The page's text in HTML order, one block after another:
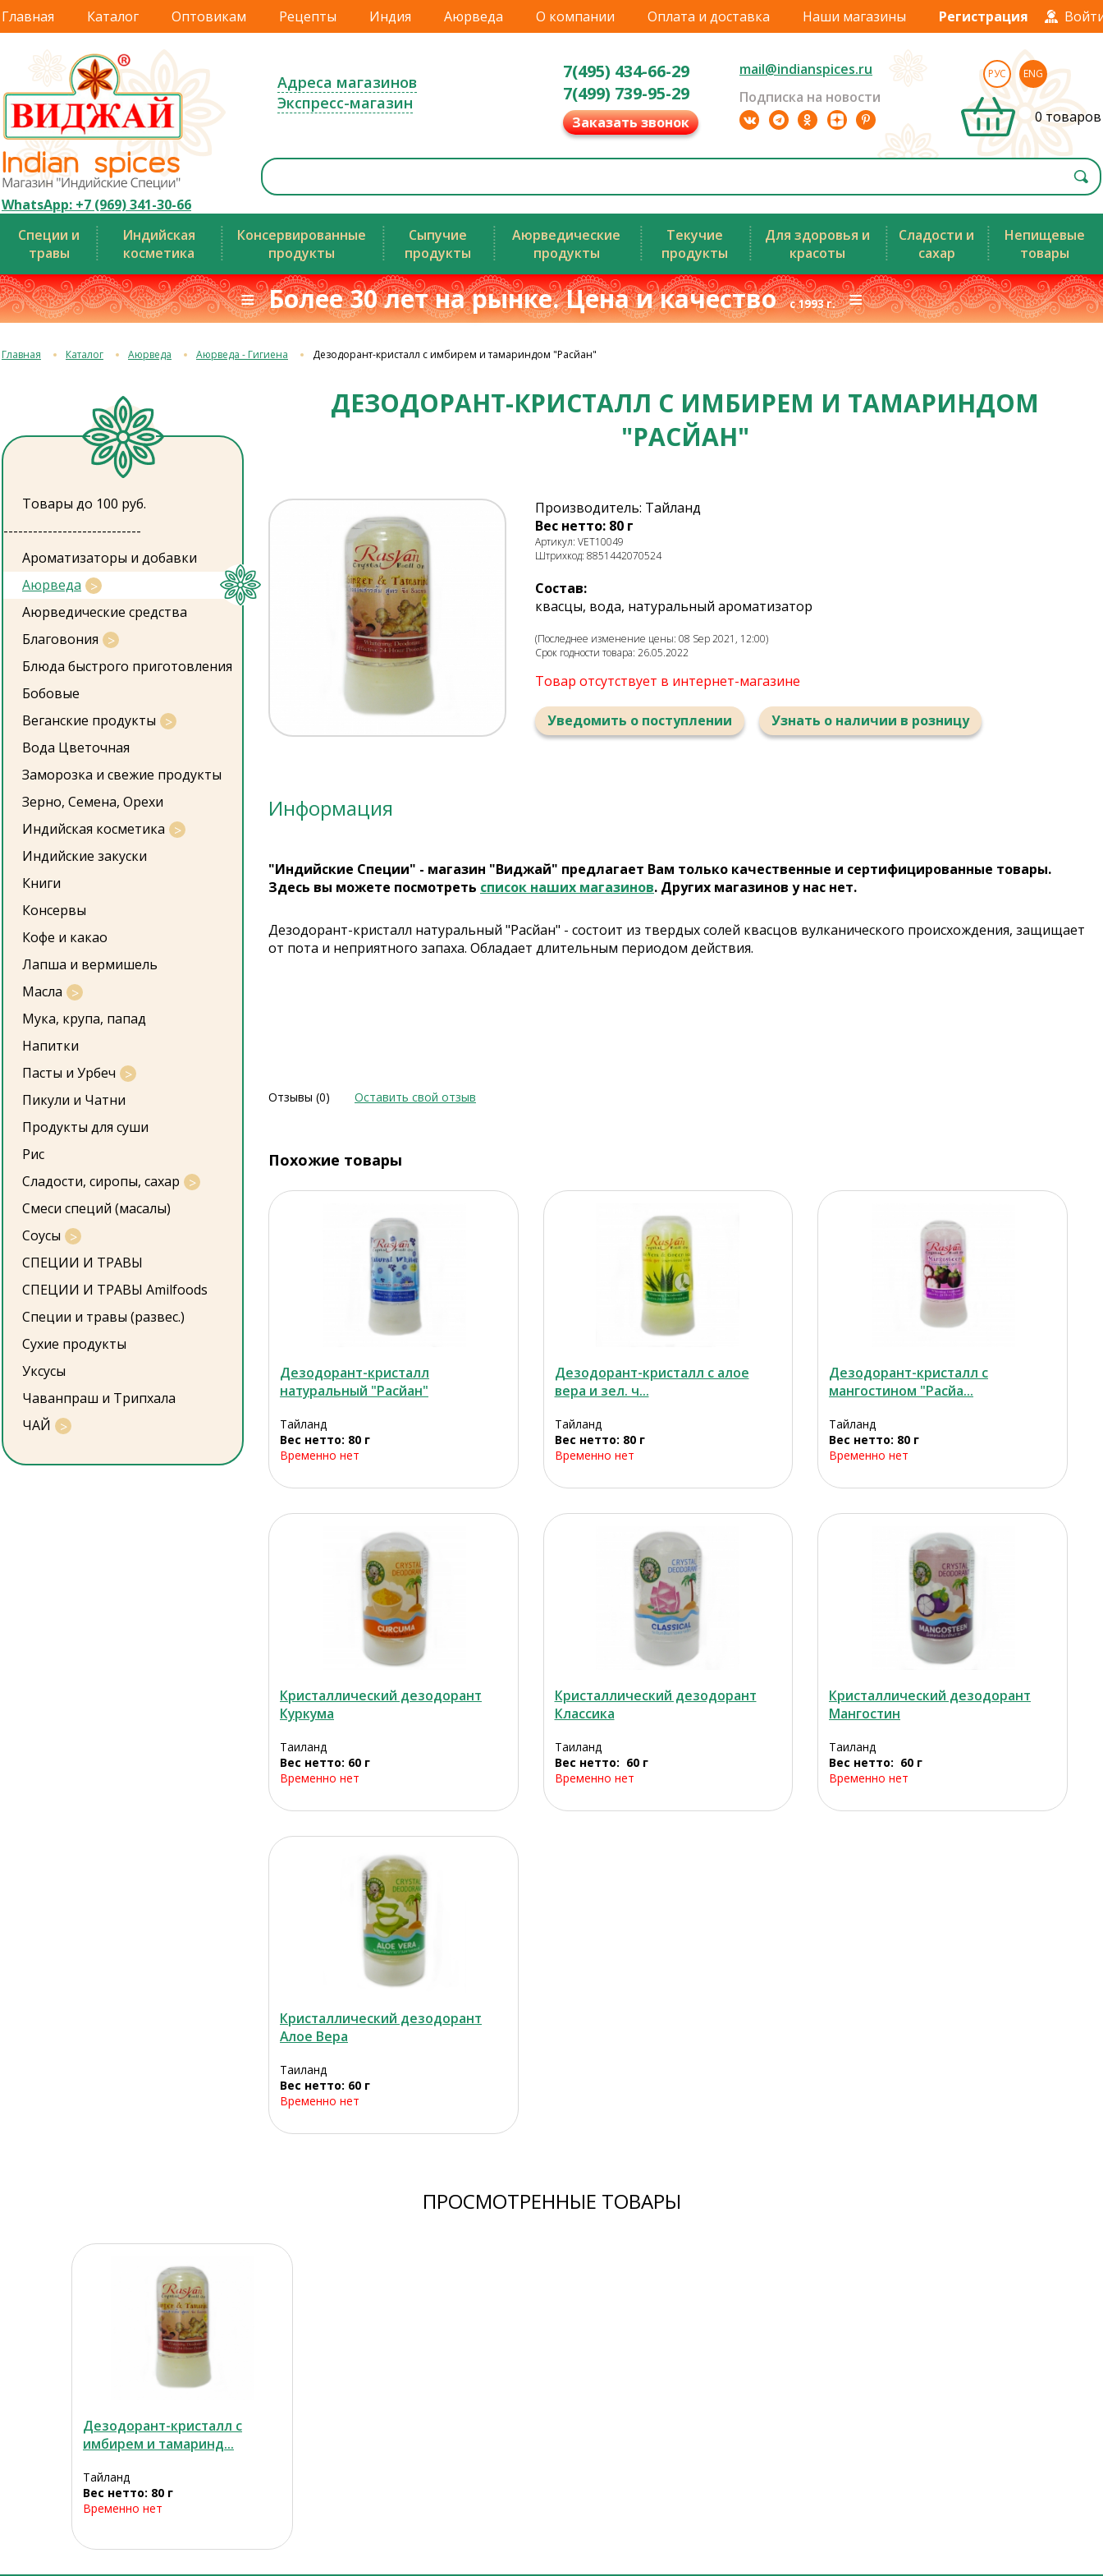
Главная Каталог Оптовикам Рецепты Индия Аюрведа О компании Оплата и доставка Наши магазины Регистрация
WhatsApp: +7 (969) 341-30-66
Адреса магазинов
Экспресс-магазин
7(495) 434-66-29
7(499) 739-95-29
Заказать звонок
mail@indianspices.ru
Подписка на новости
РУС ENG
0 товаров
Специи и
травы
Индийская
косметика
Консервированные
продукты
Сыпучие
продукты
Аюрведические
продукты
Текучие
продукты
Для здоровья и
красоты
Сладости и
сахар
Непищевые
товары
≡ Более 30 лет на рынке. Цена и качествос 1993 г.≡
Главная Каталог Аюрведа Аюрведа - Гигиена Дезодорант-кристалл с имбирем и тамариндом "Расйан"
Товары до 100 руб.
----------------------------
Ароматизаторы и добавки
Аюрведа
Аюрведические средства
Благовония
Блюда быстрого приготовления
Бобовые
Веганские продукты
Вода Цветочная
Заморозка и свежие продукты
Зерно, Семена, Орехи
Индийская косметика
Индийские закуски
Книги
Консервы
Кофе и какао
Лапша и вермишель
Масла
Мука, крупа, папад
Напитки
Пасты и Урбеч
Пикули и Чатни
Продукты для суши
Рис
Сладости, сиропы, сахар
Смеси специй (масалы)
Соусы
СПЕЦИИ И ТРАВЫ
СПЕЦИИ И ТРАВЫ Amilfoods
Специи и травы (развес.)
Сухие продукты
Уксусы
Чаванпраш и Трипхала
ЧАЙ
ДЕЗОДОРАНТ-КРИСТАЛЛ С ИМБИРЕМ И ТАМАРИНДОМ
"РАСЙАН"
Производитель: Тайланд
Вес нетто: 80 г
Артикул: VET10049
Штрихкод: 8851442070524
Состав:
квасцы, вода, натуральный ароматизатор
(Последнее изменение цены: 08 Sep 2021, 12:00)
Срок годности товара: 26.05.2022
Товар отсутствует в интернет-магазине
Уведомить о поступлении Узнать о наличии в розницу
Информация
"Индийские Специи" - магазин "Виджай" предлагает Вам только качественные и сертифицированные товары.
Здесь вы можете посмотреть список наших магазинов. Других магазинов у нас нет.
Дезодорант-кристалл натуральный "Расйан" - состоит из твердых солей квасцов вулканического происхождения, защищает
от пота и неприятного запаха. Обладает длительным периодом действия.
Отзывы (0) Оставить свой отзыв
Похожие товары
Дезодорант-кристалл
натуральный "Расйан"
Тайланд
Вес нетто: 80 г
Временно нет
Дезодорант-кристалл с алое
вера и зел. ч...
Тайланд
Вес нетто: 80 г
Временно нет
Дезодорант-кристалл с
мангoстином "Расйа...
Тайланд
Вес нетто: 80 г
Временно нет
Кристаллический дезодорант
Куркума
Таиланд
Вес нетто: 60 г
Временно нет
Кристаллический дезодорант
Классика
Таиланд
Вес нетто: 60 г
Временно нет
Кристаллический дезодорант
Мангостин
Таиланд
Вес нетто: 60 г
Временно нет
Кристаллический дезодорант
Алое Вера
Таиланд
Вес нетто: 60 г
Временно нет
ПРОСМОТРЕННЫЕ ТОВАРЫ
Дезодорант-кристалл с
имбирем и тамаринд...
Тайланд
Вес нетто: 80 г
Временно нет